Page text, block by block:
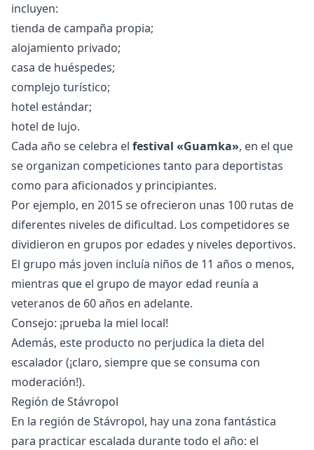
incluyen:
tienda de campaña propia;
alojamiento privado;
casa de huéspedes;
complejo turístico;
hotel estándar;
hotel de lujo.
Cada año se celebra el festival «Guamka», en el que
se organizan competiciones tanto para deportistas
como para aficionados y principiantes.
Por ejemplo, en 2015 se ofrecieron unas 100 rutas de
diferentes niveles de dificultad. Los competidores se
dividieron en grupos por edades y niveles deportivos.
El grupo más joven incluía niños de 11 años o menos,
mientras que el grupo de mayor edad reunía a
veteranos de 60 años en adelante.
Consejo: ¡prueba la miel local!
Además, este producto no perjudica la dieta del
escalador(¡claro, siempre que se consuma con
moderación!).
Región de Stávropol
En la región de Stávropol, hay una zona fantástica
para practicar escalada durante todo el año: el